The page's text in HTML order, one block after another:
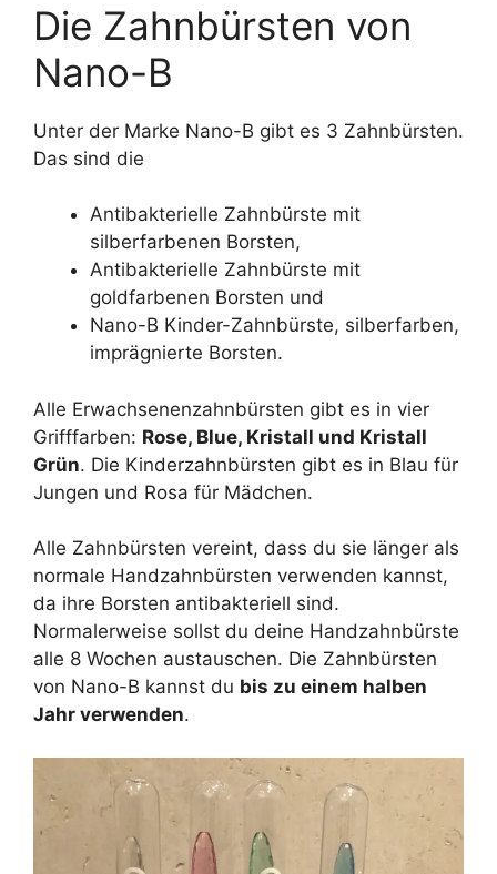
Die Zahnbürsten von
Nano-B
Unter der Marke Nano-B gibt es 3 Zahnbürsten.
Das sind die
Antibakterielle Zahnbürste mit
silberfarbenen Borsten,
Antibakterielle Zahnbürste mit
goldfarbenen Borsten und
Nano-B Kinder-Zahnbürste, silberfarben,
imprägnierte Borsten.
Alle Erwachsenenzahnbürsten gibt es in vier
Grifffarben: Rose, Blue, Kristall und Kristall
Grün. Die Kinderzahnbürsten gibt es in Blau für
Jungen und Rosa für Mädchen.
Alle Zahnbürsten vereint, dass du sie länger als
normale Handzahnbürsten verwenden kannst,
da ihre Borsten antibakteriell sind.
Normalerweise sollst du deine Handzahnbürste
alle 8 Wochen austauschen. Die Zahnbürsten
von Nano-B kannst du bis zu einem halben
Jahr verwenden.